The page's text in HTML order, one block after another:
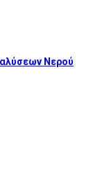
Νερού